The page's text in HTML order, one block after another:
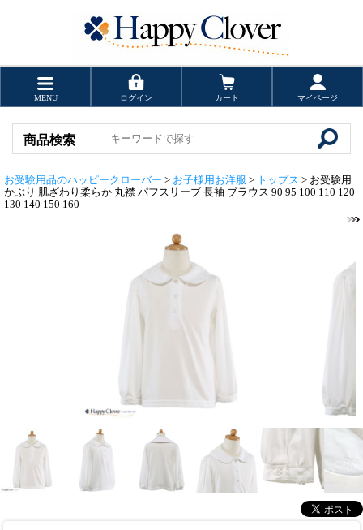
MENU ログイン カート マイページ
商品検索
お受験用品のハッピークローバー > お子様用お洋服 > トップス > お受験用
かぶり 肌ざわり柔らか 丸襟 パフスリーブ 長袖 ブラウス 90 95 100 110 120
130 140 150 160